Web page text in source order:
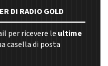
DI RADIO GOLD
per ricevere le ultime
casella di posta